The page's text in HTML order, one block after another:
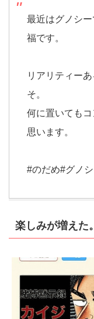
最近はグノシ
福です。
リアリティー
そ。
何に置いても
思います。
#のだめ#グノ
楽しみが増えた。